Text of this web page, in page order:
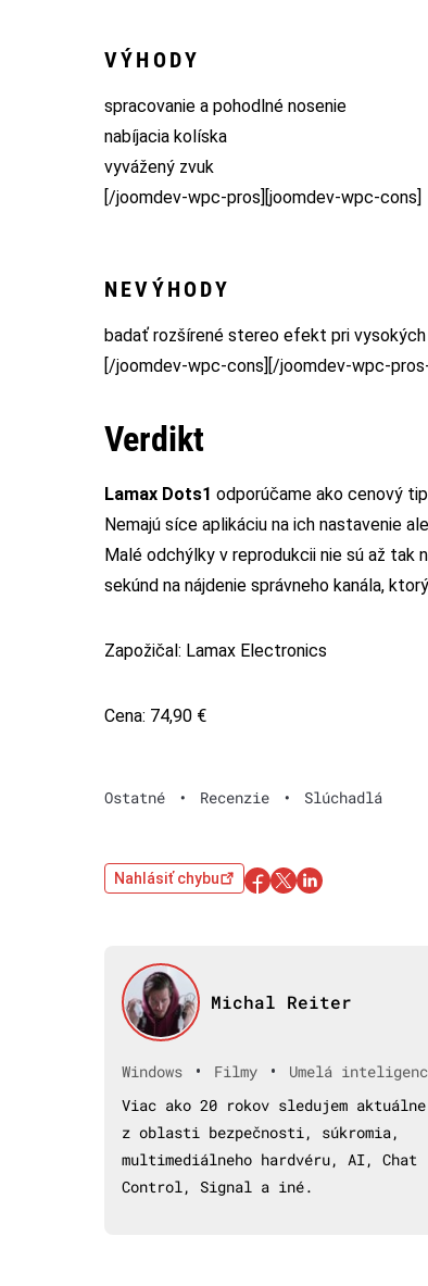
VÝHODY
spracovanie a pohodlné nosenie
nabíjacia kolíska
vyvážený zvuk
[/joomdev-wpc-pros][joomdev-wpc-cons]
NEVÝHODY
badať rozšírené stereo efekt pri
[/joomdev-wpc-cons][/joomdev-wpc-
Verdikt
Lamax Dots1 odporúčame ako cenový
Nemajú síce aplikáciu na ich nastavenie
Malé odchýlky v reprodukcii nie sú až tak
sekúnd na nájdenie správneho kanála,
Zapožičal: Lamax Electronics
Cena: 74,90 €
Ostatné • Recenzie • Slúchadlá
Nahlásiť chybu
Michal Reiter
Windows • Filmy •
Umelá
Viac ako 20 rokov sledujem
z oblasti bezpečnosti, súkromia,
multimediálneho hardvéru, AI, Chat
Control, Signal a iné.